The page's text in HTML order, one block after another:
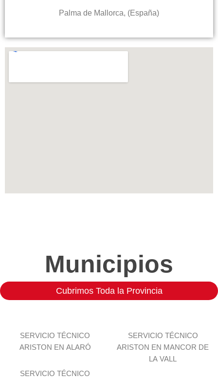
Palma de Mallorca, (España)
Municipios
Cubrimos Toda la Provincia
SERVICIO TÉCNICO
ARISTON EN ALARÓ
SERVICIO TÉCNICO
SERVICIO TÉCNICO
ARISTON EN MANCOR DE
LA VALL